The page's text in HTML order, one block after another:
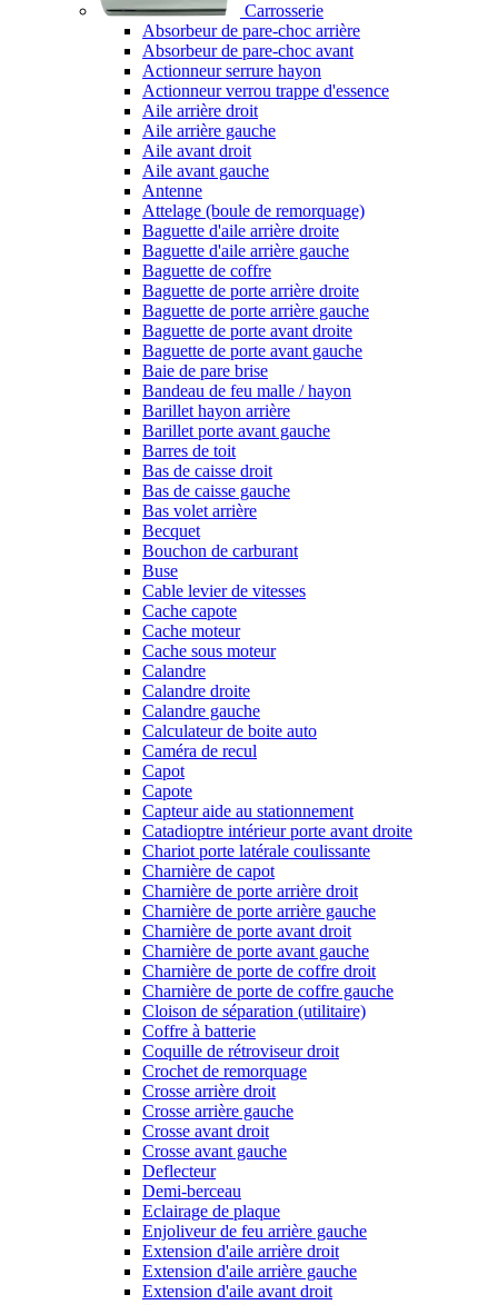
Carrosserie
Absorbeur de pare-choc arrière
Absorbeur de pare-choc avant
Actionneur serrure hayon
Actionneur verrou trappe d'essence
Aile arrière droit
Aile arrière gauche
Aile avant droit
Aile avant gauche
Antenne
Attelage (boule de remorquage)
Baguette d'aile arrière droite
Baguette d'aile arrière gauche
Baguette de coffre
Baguette de porte arrière droite
Baguette de porte arrière gauche
Baguette de porte avant droite
Baguette de porte avant gauche
Baie de pare brise
Bandeau de feu malle / hayon
Barillet hayon arrière
Barillet porte avant gauche
Barres de toit
Bas de caisse droit
Bas de caisse gauche
Bas volet arrière
Becquet
Bouchon de carburant
Buse
Cable levier de vitesses
Cache capote
Cache moteur
Cache sous moteur
Calandre
Calandre droite
Calandre gauche
Calculateur de boite auto
Caméra de recul
Capot
Capote
Capteur aide au stationnement
Catadioptre intérieur porte avant droite
Chariot porte latérale coulissante
Charnière de capot
Charnière de porte arrière droit
Charnière de porte arrière gauche
Charnière de porte avant droit
Charnière de porte avant gauche
Charnière de porte de coffre droit
Charnière de porte de coffre gauche
Cloison de séparation (utilitaire)
Coffre à batterie
Coquille de rétroviseur droit
Crochet de remorquage
Crosse arrière droit
Crosse arrière gauche
Crosse avant droit
Crosse avant gauche
Deflecteur
Demi-berceau
Eclairage de plaque
Enjoliveur de feu arrière gauche
Extension d'aile arrière droit
Extension d'aile arrière gauche
Extension d'aile avant droit